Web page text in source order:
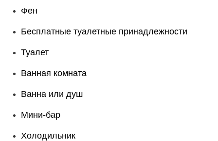
Фен
Бесплатные туалетные принадлежности
Туалет
Ванная комната
Ванна или душ
Мини-бар
Холодильник